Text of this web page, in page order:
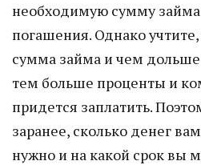
необходимую сумму займа
погашения. Однако
сумма займа и чем
тем больше проценты и
придется заплатить.
заранее, сколько денег
нужно и на какой срок вы